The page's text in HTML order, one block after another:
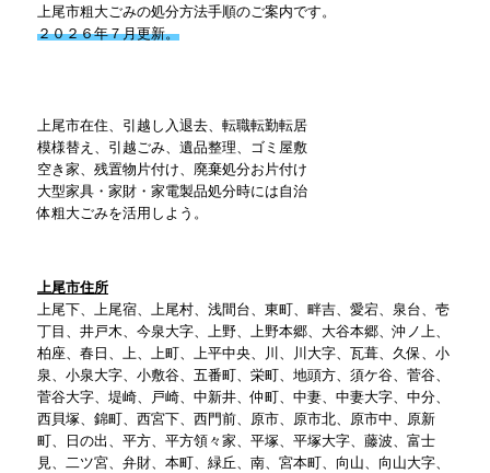
上尾市粗大ごみの処分方法手順のご案内です。
２０２６年７月更新。
上尾市在住、引越し入退去、転職転勤転居
模様替え、引越ごみ、遺品整理、ゴミ屋敷
空き家、残置物片付け、廃棄処分お片付け
大型家具・家財・家電製品処分時には自治
体粗大ごみを活用しよう。
上尾市住所
上尾下、上尾宿、上尾村、浅間台、東町、畔吉、愛宕、泉台、壱
丁目、井戸木、今泉大字、上野、上野本郷、大谷本郷、沖ノ上、
柏座、春日、上、上町、上平中央、川、川大字、瓦葺、久保、小
泉、小泉大字、小敷谷、五番町、栄町、地頭方、須ケ谷、菅谷、
菅谷大字、堤崎、戸崎、中新井、仲町、中妻、中妻大字、中分、
西貝塚、錦町、西宮下、西門前、原市、原市北、原市中、原新
町、日の出、平方、平方領々家、平塚、平塚大字、藤波、富士
見、二ツ宮、弁財、本町、緑丘、南、宮本町、向山、向山大字、